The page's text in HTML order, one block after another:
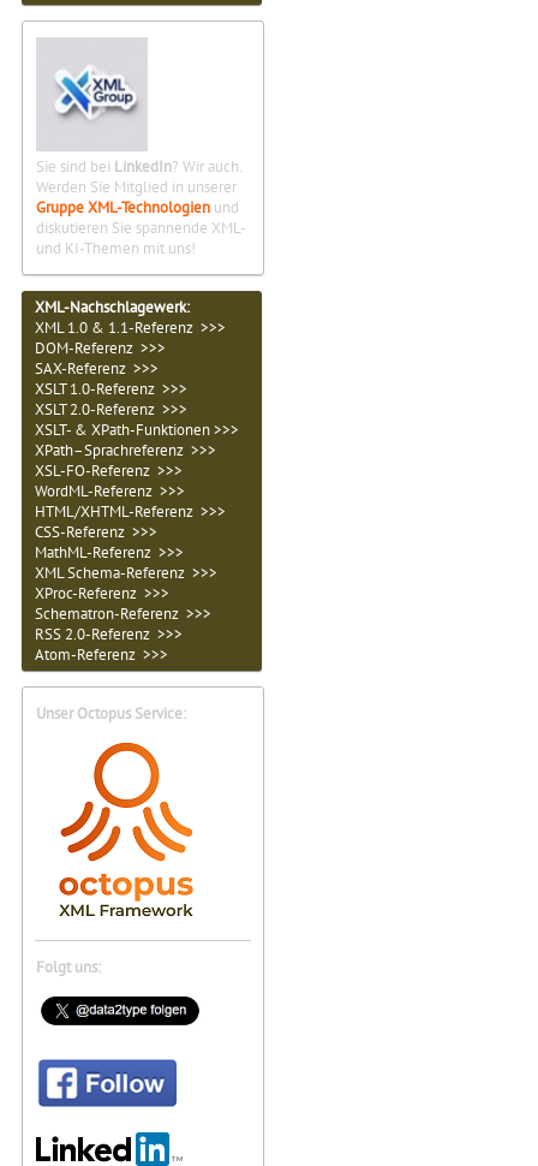
Sie sind bei LinkedIn? Wir auch.
Werden Sie Mitglied in unserer
Gruppe XML-Technologien und
diskutieren Sie spannende XML-
und KI-Themen mit uns!
XML-Nachschlagewerk:
XML 1.0 & 1.1-Referenz >>>
DOM-Referenz >>>
SAX-Referenz >>>
XSLT 1.0-Referenz >>>
XSLT 2.0-Referenz >>>
XSLT- & XPath-Funktionen >>>
XPath–Sprachreferenz >>>
XSL-FO-Referenz >>>
WordML-Referenz >>>
HTML/XHTML-Referenz >>>
CSS-Referenz >>>
MathML-Referenz >>>
XML Schema-Referenz >>>
XProc-Referenz >>>
Schematron-Referenz >>>
RSS 2.0-Referenz >>>
Atom-Referenz >>>
Unser Octopus Service:
Folgt uns: